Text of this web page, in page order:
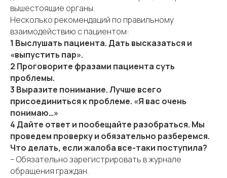
вышестоящие органы.
Несколько рекомендаций по правильному
взаимодействию с пациентом:
1 Выслушать пациента. Дать высказаться и
«выпустить пар».
2 Проговорите фразами пациента суть
проблемы.
3 Выразите понимание. Лучше всего
присоединиться к проблеме. «Я вас очень
понимаю…»
4 Дайте ответ и пообещайте разобраться. Мы
проведем проверку и обязательно разберемся.
Что делать, если жалоба все-таки поступила?
– Обязательно зарегистрировать в журнале
обращения граждан.